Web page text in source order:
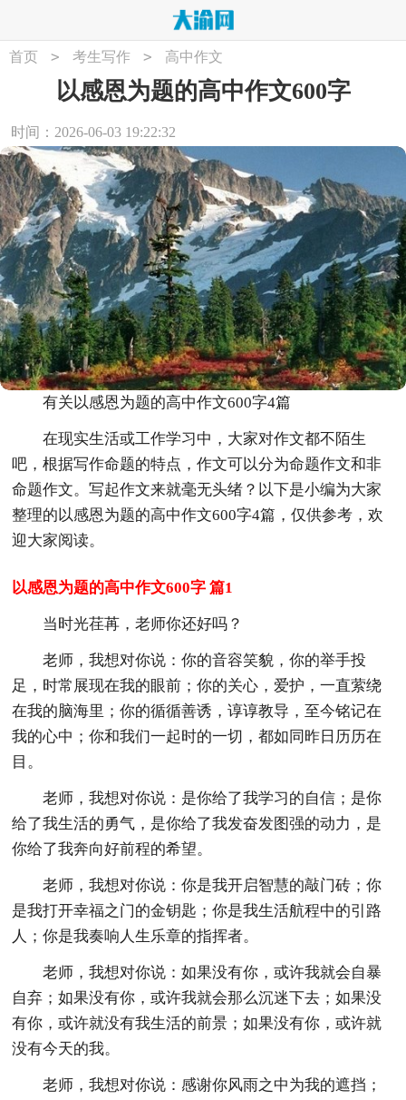
首页 > 考生写作 > 高中作文
以感恩为题的高中作文600字
时间：2026-06-03 19:22:32
有关以感恩为题的高中作文600字4篇
在现实生活或工作学习中，大家对作文都不陌生
吧，根据写作命题的特点，作文可以分为命题作文和非
命题作文。写起作文来就毫无头绪？以下是小编为大家
整理的以感恩为题的高中作文600字4篇，仅供参考，欢
迎大家阅读。
以感恩为题的高中作文600字 篇1
当时光荏苒，老师你还好吗？
老师，我想对你说：你的音容笑貌，你的举手投
足，时常展现在我的眼前；你的关心，爱护，一直萦绕
在我的脑海里；你的循循善诱，谆谆教导，至今铭记在
我的心中；你和我们一起时的一切，都如同昨日历历在
目。
老师，我想对你说：是你给了我学习的自信；是你
给了我生活的勇气，是你给了我发奋发图强的动力，是
你给了我奔向好前程的希望。
老师，我想对你说：你是我开启智慧的敲门砖；你
是我打开幸福之门的金钥匙；你是我生活航程中的引路
人；你是我奏响人生乐章的指挥者。
老师，我想对你说：如果没有你，或许我就会自暴
自弃；如果没有你，或许我就会那么沉迷下去；如果没
有你，或许就没有我生活的前景；如果没有你，或许就
没有今天的我。
老师，我想对你说：感谢你风雨之中为我的遮挡；